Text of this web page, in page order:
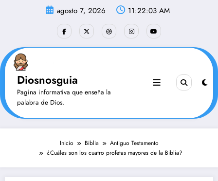
agosto 7, 2026 11:22:03 AM
Diosnosguia
Pagina informativa que enseña la
palabra de Dios.
Inicio Biblia
Antiguo Testamento
¿Cuáles son los cuatro profetas mayores de la Biblia?